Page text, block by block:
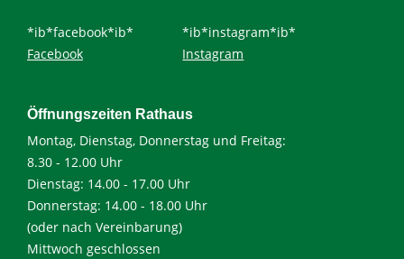
*ib*facebook*ib*
Facebook
*ib*instagram*ib*
Instagram
Öffnungszeiten Rathaus
Montag, Dienstag, Donnerstag und Freitag:
8.30 - 12.00 Uhr
Dienstag: 14.00 - 17.00 Uhr
Donnerstag: 14.00 - 18.00 Uhr
(oder nach Vereinbarung)
Mittwoch geschlossen